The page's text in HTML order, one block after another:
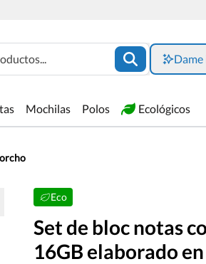
Dame
Mochilas Polos Ecológicos
Eco
Set de bloc notas
16GB elaborado